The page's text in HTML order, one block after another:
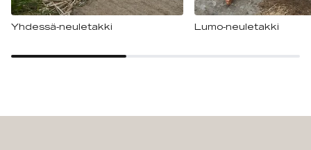
Yhdessä-neuletakki Lumo-neuletakki